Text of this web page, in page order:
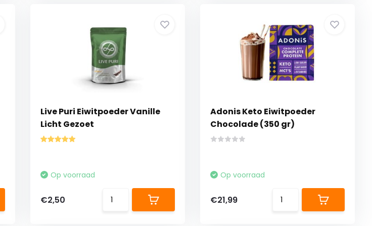
Live Puri Eiwitpoeder Vanille
Licht Gezoet
Op voorraad
€2,50
Adonis Keto Eiwitpoeder
Chocolade (350 gr)
Op voorraad
€21,99